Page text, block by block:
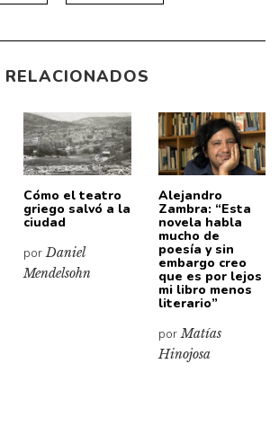
RELACIONADOS
Cómo el teatro
griego salvó a la
ciudad
porDaniel
Mendelsohn
Alejandro
Zambra: “Esta
novela habla
mucho de
poesía y sin
embargo creo
que es por lejos
mi libro menos
literario”
porMatías
Hinojosa